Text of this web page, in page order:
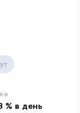
% в день